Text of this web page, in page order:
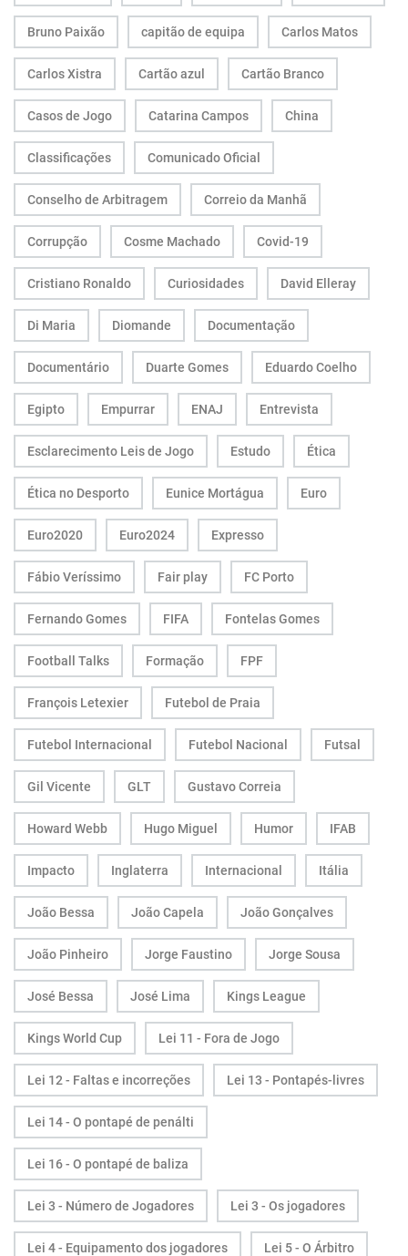
Bruno Paixão capitão de equipa Carlos Matos
Carlos Xistra Cartão azul Cartão Branco
Casos de Jogo Catarina Campos China
Classificações Comunicado Oficial
Conselho de Arbitragem Correio da Manhã
Corrupção Cosme Machado Covid-19
Cristiano Ronaldo Curiosidades David Elleray
Di Maria Diomande Documentação
Documentário Duarte Gomes Eduardo Coelho
Egipto Empurrar ENAJ Entrevista
Esclarecimento Leis de Jogo Estudo Ética
Ética no Desporto Eunice Mortágua Euro
Euro2020 Euro2024 Expresso
Fábio Veríssimo Fair play FC Porto
Fernando Gomes FIFA Fontelas Gomes
Football Talks Formação FPF
François Letexier Futebol de Praia
Futebol Internacional Futebol Nacional Futsal
Gil Vicente GLT Gustavo Correia
Howard Webb Hugo Miguel Humor IFAB
Impacto Inglaterra Internacional Itália
João Bessa João Capela João Gonçalves
João Pinheiro Jorge Faustino Jorge Sousa
José Bessa José Lima Kings League
Kings World Cup Lei 11 - Fora de Jogo
Lei 12 - Faltas e incorreções Lei 13 - Pontapés-livres
Lei 14 - O pontapé de penálti
Lei 16 - O pontapé de baliza
Lei 3 - Número de Jogadores Lei 3 - Os jogadores
Lei 4 - Equipamento dos jogadores Lei 5 - O Árbitro